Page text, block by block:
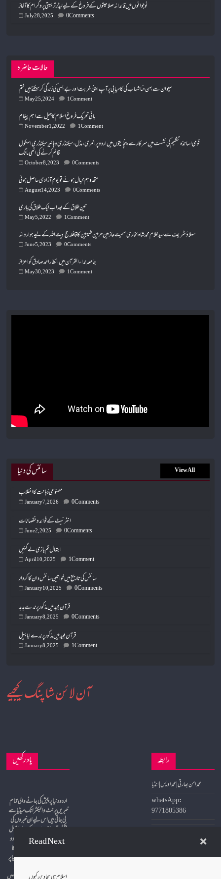
نوجوانوں میں قائدانہ صلاحیتوں کے فروغ کے لیے لیڈر تربیتی پروگرام کا آغاز
July 28, 2025 0 Comments
حالات حاضرہ
سیوان سے بہن حنا شہاب کی کامیابی پر آپ اپنی غربت اور بے بسی کی زندگی کر سکتے ہیں ختم
May 25, 2024 1 Comment
بانی تحریک فروغ اسلام کا جیل سے اہم پیغام
November 1, 2022 1 Comment
قومی اساتذہ تنظیم کی نشست میں سرکار سے پنچایتوں میں اردو پرائمری، مڈل، سیکنڈری و ہائیر سیکنڈری اسکول
قائم کرنے کی اٹھی مانگ
October 8, 2023 0 Comments
متحدوہم خیال ہوئےتویومِ آزادی حاصل ہوئی
August 14, 2023 0 Comments
تین طلاق کے بعد اب ایک طلاق کی باری
May 5, 2022 1 Comment
سہلاؤشریف سے سید غلام محمد شاہ بخاری سمیت عازمین حرمین طیبین کا قافلہ حج بیت اللہ کے لیے ہوا روانہ
June 5, 2023 0 Comments
جامعہ نداء القرآن میں انظار احمد صادق کو اعزاز
May 30, 2023 1 Comment
سائنس کی دنیا View All
مصنوعی ذہانت کا انقلاب
January 7, 2026 0 Comments
انٹرنیٹ کے فوائد و نقصانات
June 2, 2025 0 Comments
ابتہال تم بازی لے گئیں
April 10, 2025 1 Comment
سائنس کی تاریخ میں خواتین سائنس دان کا کردار
January 10, 2025 0 Comments
قرآن مجید میں مذکور پرندے ہدہد
January 8, 2025 0 Comments
قرآن مجید میں مذکور پرندے ابابیل
January 8, 2025 1 Comment
آن لائن شاپنگ کیجیے
یاد رکھیں
خبریں پرنٹ و الیکٹرانک میڈیا سے
لی جاتی ہیں اس لیے ان خبروں کی
مکمل تصدیق و تائید کے لیے اصل
مآخد سے رجوع لازمی ہے لہذا اردو
دنیا ان خبروں کی مکمل تصدیق کا
دعویٰ نہیں کرتا ہے اور اردو دنیا پر
رابطہ
محمد امن بھارتی | محمد اویس | انڈیا
whatsApp:
9771805386
urdudunia92@gmail.c
Read Next